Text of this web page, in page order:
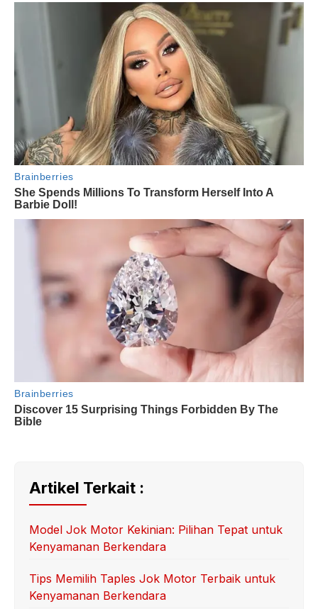
Artikel Terkait :
Model Jok Motor Kekinian: Pilihan Tepat untuk
Kenyamanan Berkendara
Tips Memilih Taples Jok Motor Terbaik untuk
Kenyamanan Berkendara